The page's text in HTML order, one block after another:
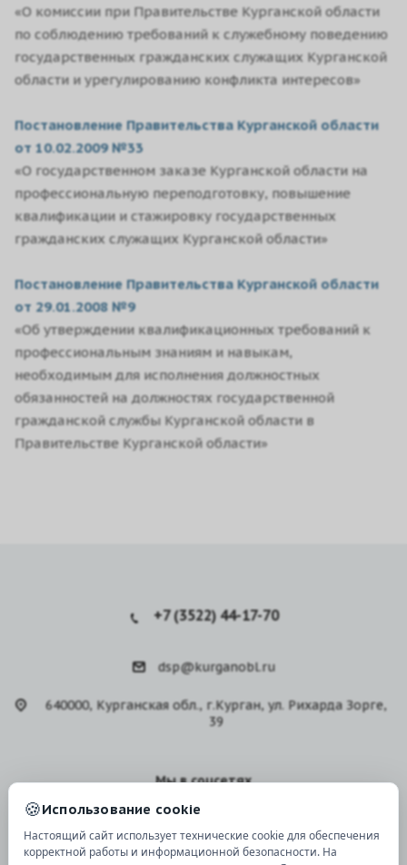
«О комиссии при Правительстве Курганской области
по соблюдению требований к служебному поведению
государственных гражданских служащих Курганской
области и урегулированию конфликта интересов»
Постановление Правительства Курганской области
от 10.02.2009 №33
«О государственном заказе Курганской области на
профессиональную переподготовку, повышение
квалификации и стажировку государственных
гражданских служащих Курганской области»
Постановление Правительства Курганской области
от 29.01.2008 №9
«Об утверждении квалификационных требований к
профессиональным знаниям и навыкам,
необходимым для исполнения должностных
обязанностей на должностях государственной
гражданской службы Курганской области в
Правительстве Курганской области»
+7 (3522) 44-17-70
dsp@kurganobl.ru
640000, Курганская обл., г.Курган, ул. Рихарда Зорге,
39
Мы в соцсетях
🍪Использование cookie
Настоящий сайт использует технические cookie для обеспечения
корректной работы и информационной безопасности. На